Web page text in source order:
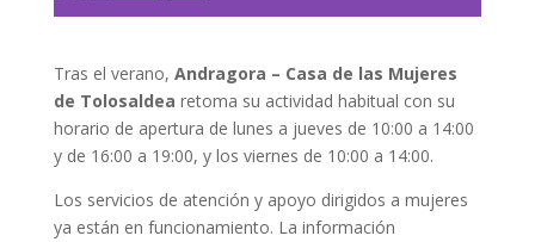
Tras el verano, Andragora – Casa de las Mujeres
de Tolosaldea retoma su actividad habitual con su
horario de apertura de lunes a jueves de 10:00 a 14:00
y de 16:00 a 19:00, y los viernes de 10:00 a 14:00.
Los servicios de atención y apoyo dirigidos a mujeres
ya están en funcionamiento. La información